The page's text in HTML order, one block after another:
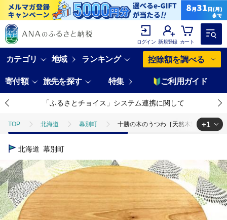
ログイン 新規登録 カート
カテゴリ 地域 ランキング 控除額を調べる
寄付額 旅先を探す 特集 ご利用ガイド
「ふるさとチョイス」システム連携に関して
TOP 北海道 幕別町 十勝の木のうつわ［天然木製］ パント
TOP
+1
北海道 幕別町